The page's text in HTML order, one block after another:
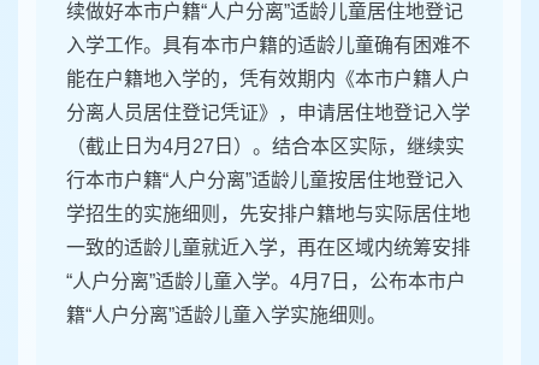
续做好本市户籍“人户分离”适龄儿童居住地登记
入学工作。具有本市户籍的适龄儿童确有困难不
能在户籍地入学的，凭有效期内《本市户籍人户
分离人员居住登记凭证》，申请居住地登记入学
（截止日为4月27日）。结合本区实际，继续实
行本市户籍“人户分离”适龄儿童按居住地登记入
学招生的实施细则，先安排户籍地与实际居住地
一致的适龄儿童就近入学，再在区域内统筹安排
“人户分离”适龄儿童入学。4月7日，公布本市户
籍“人户分离”适龄儿童入学实施细则。